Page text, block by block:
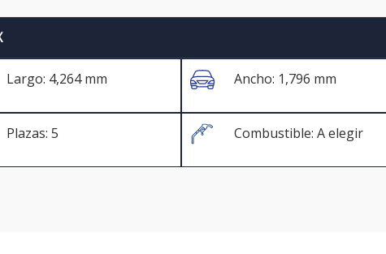
Largo: 4,264 mm Ancho: 1,796 mm
Plazas: 5 Combustible: A elegir